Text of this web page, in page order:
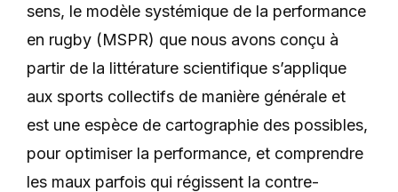
sens, le modèle systémique de la performance
en rugby (MSPR) que nous avons conçu à
partir de la littérature scientifique s’applique
aux sports collectifs de manière générale et
est une espèce de cartographie des possibles,
pour optimiser la performance, et comprendre
les maux parfois qui régissent la contre-